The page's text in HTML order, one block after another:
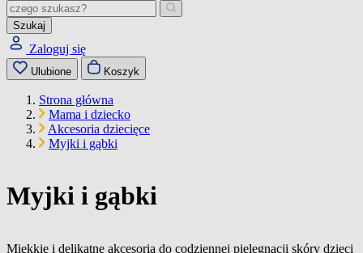
Szukaj
Zaloguj się
Ulubione Koszyk
Strona główna
Mama i dziecko
Akcesoria dziecięce
Myjki i gąbki
Myjki i gąbki
Miękkie i delikatne akcesoria do codziennej pielęgnacji skóry dzieci